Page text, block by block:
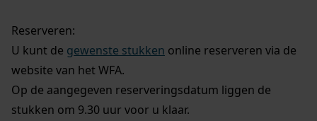
Reserveren:
U kunt de gewenste stukken online reserveren via de
website van het WFA.
Op de aangegeven reserveringsdatum liggen de
stukken om 9.30 uur voor u klaar.